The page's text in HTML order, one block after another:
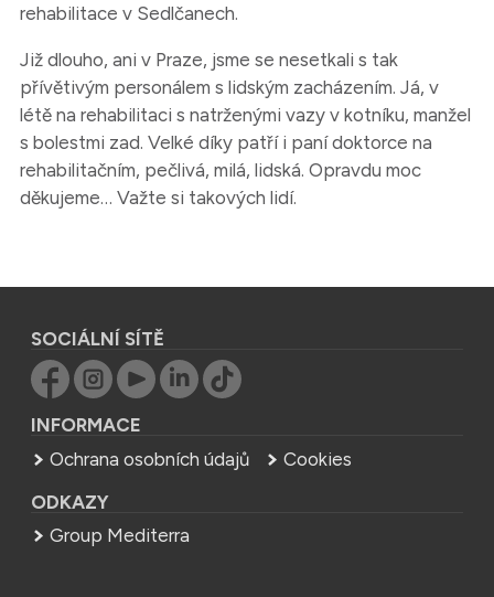
rehabilitace v Sedlčanech.
Již dlouho, ani v Praze, jsme se nesetkali s tak
přívětivým personálem s lidským zacházením. Já, v
létě na rehabilitaci s natrženými vazy v kotníku, manžel
s bolestmi zad. Velké díky patří i paní doktorce na
rehabilitačním, pečlivá, milá, lidská. Opravdu moc
děkujeme… Važte si takových lidí.
SOCIÁLNÍ SÍTĚ
INFORMACE
Ochrana osobních údajů
Cookies
ODKAZY
Group Mediterra